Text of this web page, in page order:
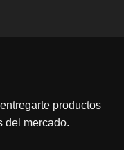
productos
del mercado.